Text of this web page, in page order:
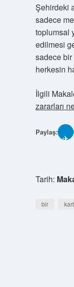
Şehirdeki
sadece
toplumsal
edilmesi
sadece bir
herkesin
İlgili
zararları
Paylaş:
✈
Tarih:
bir